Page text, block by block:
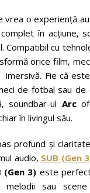
vrea o experiență
în acțiune,
Compatibil cu
orice film,
Fie că
de fotbal sau
soundbar-ul Arc
în livingul său.
profund și
audio, SUB (Gen
(Gen 3) este
melodii sau scene